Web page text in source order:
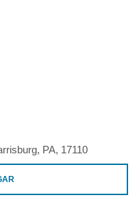
PA, 17110